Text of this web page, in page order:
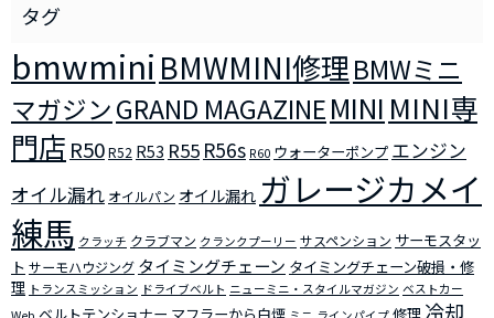
bmwmini BMWMINI修理BMWミニ
マガジンGRAND MAGAZINEMINI MINI専
門店 R50R52 R53 R55 R56s R60 ウォーターポンプ エンジン
オイル漏れ オイルパン オイル漏れ ガレージカメイ
練馬 クラッチ クラブマン クランクプーリー サスペンション サーモスタッ
ト サーモハウジング タイミングチェーン タイミングチェーン破損・修
理 トランスミッション ドライブベルト ニューミニ・スタイルマガジン ベストカー
冷却